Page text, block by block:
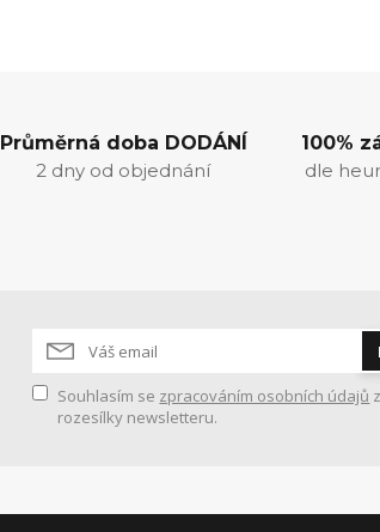
Průměrná doba DODÁNÍ
2 dny od objednání
100%
dle
Souhlasím se zpracováním osobních údajů
rozesílky newsletteru.